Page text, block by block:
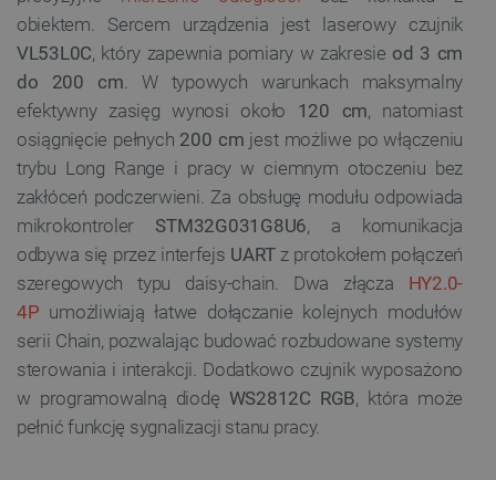
obiektem. Sercem urządzenia jest laserowy czujnik
VL53L0C, który zapewnia pomiary w zakresie od 3 cm
do 200 cm. W typowych warunkach maksymalny
efektywny zasięg wynosi około 120 cm, natomiast
osiągnięcie pełnych 200 cm jest możliwe po włączeniu
trybu Long Range i pracy w ciemnym otoczeniu bez
zakłóceń podczerwieni. Za obsługę modułu odpowiada
mikrokontroler STM32G031G8U6, a komunikacja
odbywa się przez interfejs UARTz protokołem połączeń
szeregowych typu daisy-chain. Dwa złącza HY2.0-
4P umożliwiają łatwe dołączanie kolejnych modułów
serii Chain, pozwalając budować rozbudowane systemy
sterowania i interakcji. Dodatkowo czujnik wyposażono
w programowalną diodę WS2812C RGB, która może
pełnić funkcję sygnalizacji stanu pracy.